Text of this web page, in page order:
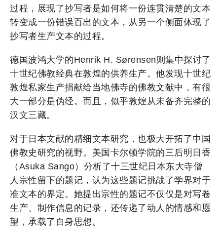
过程，展现了抄写者是如何将一份连贯清楚的文本
转变成一份错误百出的文本，从另一个侧面体现了
抄写者生产文本的过程。
德国波鸿大学的Henrik H. Sørensen则集中探讨了
十世纪佛教经典在敦煌的供养生产。他发现十世纪
敦煌私家生产捐献给当地佛寺的佛教文献中，有很
大一部分是伪经。而且，似乎敦煌从未备齐完整的
汉文三藏。
对于日本文献的精细文本研究，也极大开拓了中国
佛教史研究的视野。美国卡尔顿学院的三后明日香
（Asuka Sango）分析了十三世纪日本东大寺僧
人宗性留下的题记，认为这些题记挑战了学界对于
准文本的界定。她提出宗性的题记不仅仅是对写卷
生产、制作信息的记录，还传递了动人的情感和愿
望，承载了自身思想。